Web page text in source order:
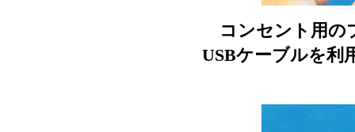
コンセント用の
USBケーブルを利